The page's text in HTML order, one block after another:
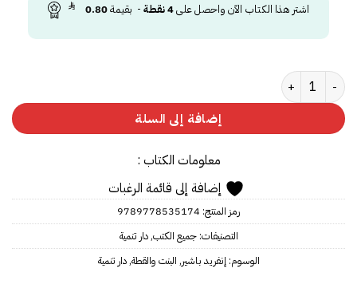
اشتر هذا الكتاب الآن واحصل على4نقطة- بقيمة0.80
كمية البنت والقطة
إضافة إلى السلة
معلومات الكتاب :
إضافة إلى قائمة الرغبات
رمز المنتج: 9789778535174
التصنيفات:جميع الكتب,دار تنمية
الوسوم: إنفريد باشير, البنت والقطة,دار تنمية